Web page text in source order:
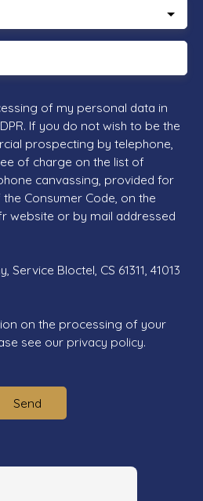
of my personal data in
If you do not wish to be the
prospecting by telephone,
of charge on the list of
canvassing, provided for
the Consumer Code, on the
website or by mail addressed
Bloctel, CS 61311, 41013
on the processing of your
see our privacy policy.
Send